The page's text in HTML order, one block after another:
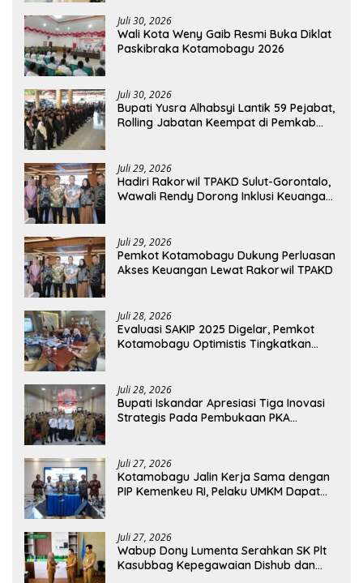
Juli 30, 2026
Wali Kota Weny Gaib Resmi Buka Diklat
Paskibraka Kotamobagu 2026
Juli 30, 2026
Bupati Yusra Alhabsyi Lantik 59 Pejabat,
Rolling Jabatan Keempat di Pemkab
Juli 29, 2026
Hadiri Rakorwil TPAKD Sulut-Gorontalo,
Wawali Rendy Dorong Inklusi Keuangan
Juli 29, 2026
Pemkot Kotamobagu Dukung Perluasan
Akses Keuangan Lewat Rakorwil TPAKD
Juli 28, 2026
Evaluasi SAKIP 2025 Digelar, Pemkot
Kotamobagu Optimistis Tingkatkan
Juli 28, 2026
Bupati Iskandar Apresiasi Tiga Inovasi
Strategis Pada Pembukaan PKA
Juli 27, 2026
Kotamobagu Jalin Kerja Sama dengan
PIP Kemenkeu RI, Pelaku UMKM Dapat
Juli 27, 2026
Wabup Dony Lumenta Serahkan SK Plt
Kasubbag Kepegawaian Dishub dan